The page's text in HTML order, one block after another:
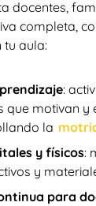
docentes,
completa,
aula:
:
que motivan y
la
y físicos:
y
para